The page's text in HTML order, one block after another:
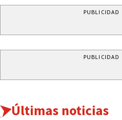
PUBLICIDAD
PUBLICIDAD
Últimas noticias